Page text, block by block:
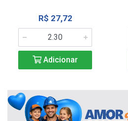
R$ 27,72
Adicionar